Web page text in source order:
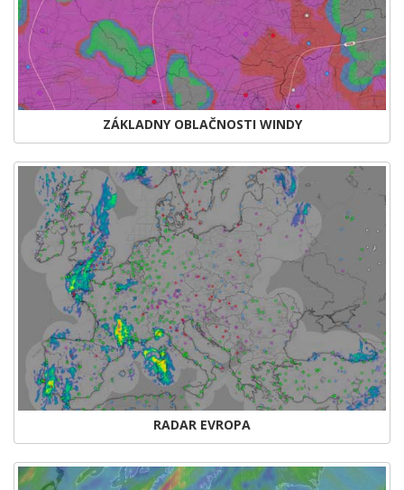
ZÁKLADNY OBLAČNOSTI WINDY
RADAR EVROPA